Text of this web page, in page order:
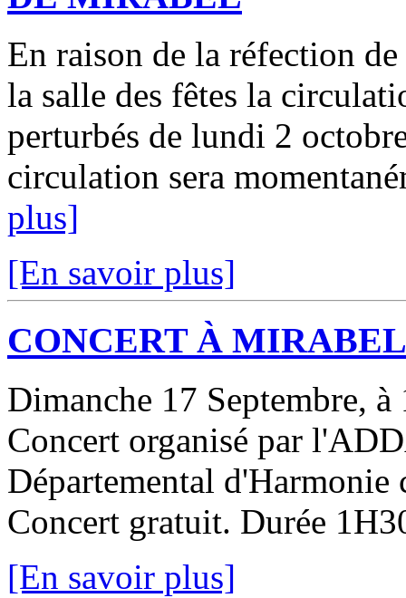
En raison de la réfection
la salle des fêtes la
perturbés de lundi 2
circulation sera
plus]
[En savoir plus]
CONCERT À MIRABEL
Dimanche 17 Septembre,
Concert organisé par
Départemental d'Harmonie
Concert gratuit. Durée
[En savoir plus]